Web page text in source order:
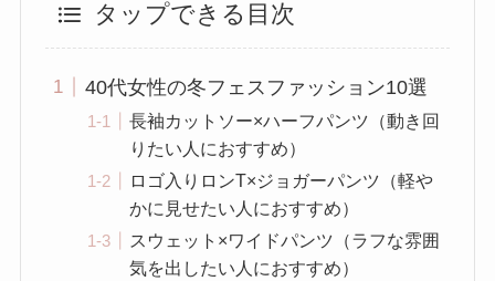
タップできる目次
40代女性の冬フェスファッション10選
長袖カットソー×ハーフパンツ（動き回
りたい人におすすめ）
ロゴ入りロンT×ジョガーパンツ（軽や
かに見せたい人におすすめ）
スウェット×ワイドパンツ（ラフな雰囲
気を出したい人におすすめ）